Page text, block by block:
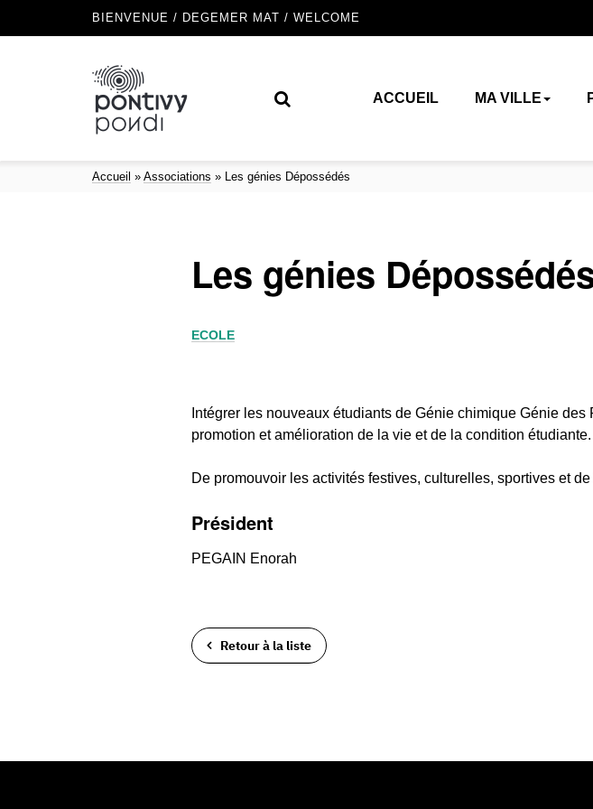
BIENVENUE / DEGEMER MAT / WELCOME
ACCUEIL MA VILLE
Accueil » Associations » Les génies Dépossédés
Les génies
ECOLE
Intégrer les nouveaux étudiants de Génie chimique Génie des
promotion et amélioration de la vie et de la condition étudiante.
De promouvoir les activités festives, culturelles, sportives et
Président
PEGAIN Enorah
Retour à la liste